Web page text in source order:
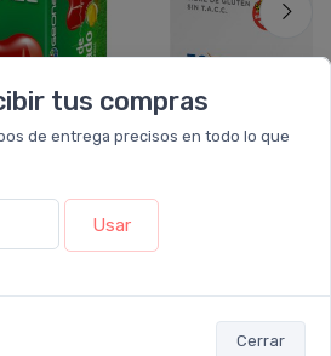
tus compras
de entrega precisos en todo lo que
Usar
Cerrar
6 cuotassin
ó Transferencia